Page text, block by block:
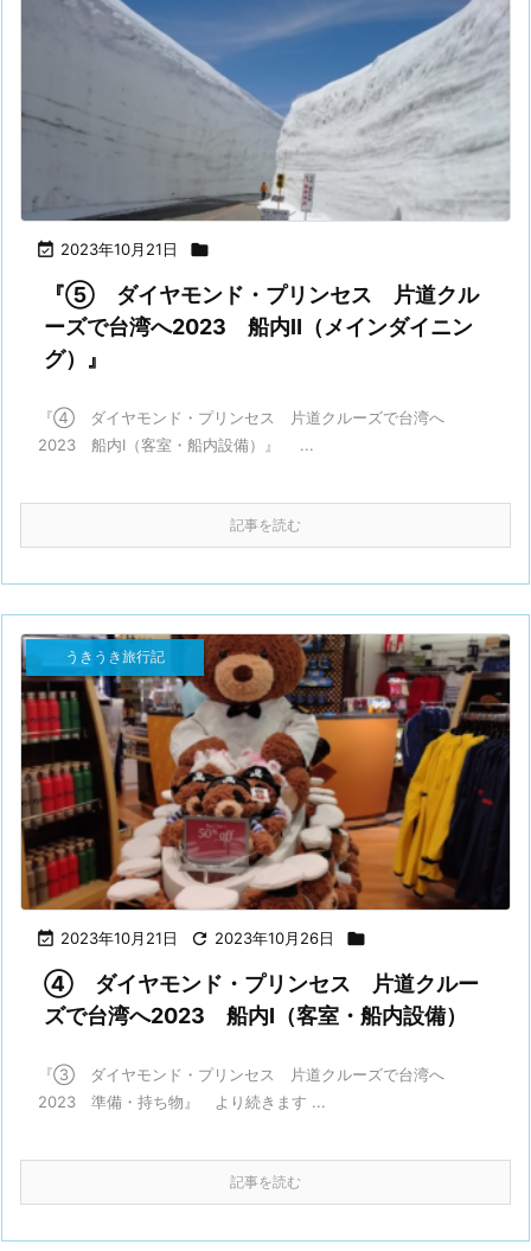
 2023年10月21日 
『⑤ ダイヤモンド・プリンセス 片道クル
ーズで台湾へ2023 船内Ⅱ（メインダイニン
グ）』
『④ ダイヤモンド・プリンセス 片道クルーズで台湾へ
2023 船内Ⅰ（客室・船内設備）』 ...
記事を読む
 2023年10月21日  2023年10月26日 
うきうき旅行記
④ ダイヤモンド・プリンセス 片道クルー
ズで台湾へ2023 船内Ⅰ（客室・船内設備）
『③ ダイヤモンド・プリンセス 片道クルーズで台湾へ
2023 準備・持ち物』 より続きます ...
記事を読む